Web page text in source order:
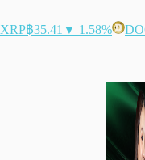
XRP฿35.41 ▼ 1.58%